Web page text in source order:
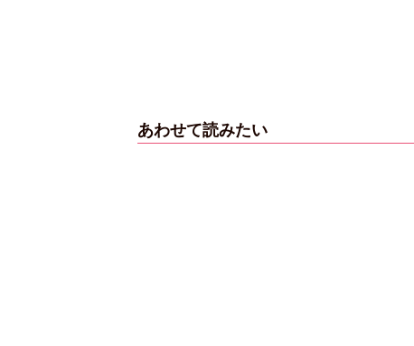
あわせて読みたい